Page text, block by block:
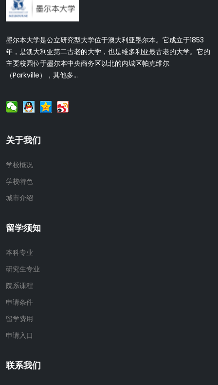
墨尔本大学是公立研究型大学位于澳大利亚墨尔本。它成立于1853
年，是澳大利亚第二古老的大学，也是维多利亚最古老的大学。它的
主要校园位于墨尔本中央商务区以北的内城区帕克维尔
（Parkville），其他多...
关于我们
学校概况
学校特色
城市介绍
留学须知
本科专业
研究生专业
院系课程
申请条件
留学费用
申请入口
联系我们